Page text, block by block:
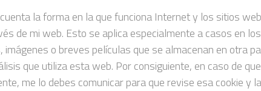
la forma en la que funciona Internet y los sitios
de mi web. Esto se aplica especialmente a casos en
imágenes o breves películas que se almacenan en otra
que utiliza esta web. Por consiguiente, en caso de
me lo debes comunicar para que revise esa cookie y